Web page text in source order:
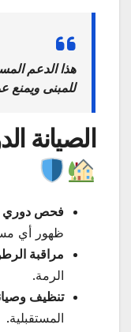
هذا الدعم
للمبنى ويمنع
الصيانة
فحص دوري
ظهور أي
مراقبة
الرمة.
تنظيف
المستقبلية.